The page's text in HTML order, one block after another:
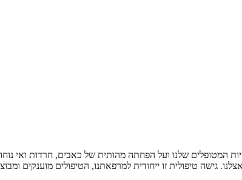
המטופלים שלנו ועל הפחתה מהותית של כאבים, חרדות ואי
גישה טיפולית זו ייחודית למרפאתנו, הטיפולים מוענקים